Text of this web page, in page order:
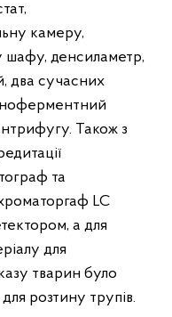
камеру,
шафу, денсиламетр,
два сучасних
Також з
та
LC
а для
для
тварин було
розтину трупів.